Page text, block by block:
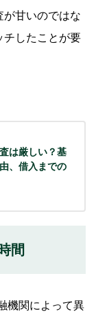
甘いのではな
チしたことが要
は厳しい？基
、借入までの
間
機関によって異